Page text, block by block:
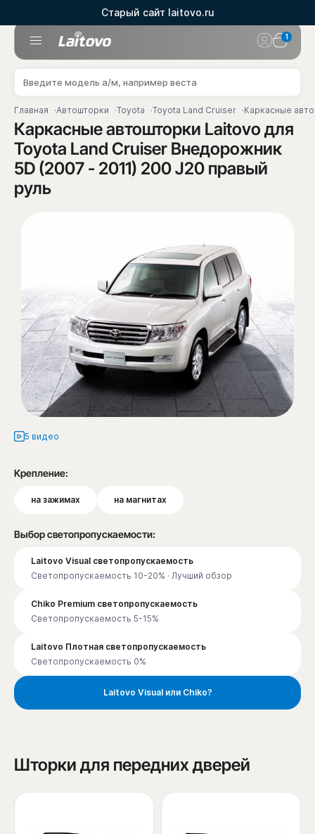
Старый сайт laitovo.ru
1
Главная Автошторки Toyota Toyota Land Cruiser Каркасные
Каркасные автошторки Laitovo для
Toyota Land Cruiser Внедорожник
5D (2007 - 2011) 200 J20 правый
руль
5 видео
Крепление:
на зажимах на магнитах
Выбор светопропускаемости:
Laitovo Visual светопропускаемость
Светопропускаемость 10-20% · Лучший обзор
Chiko Premium светопропускаемость
Светопропускаемость 5-15%
Laitovo Плотная светопропускаемость
Светопропускаемость 0%
Laitovo Visual или Chiko?
Шторки для передних дверей